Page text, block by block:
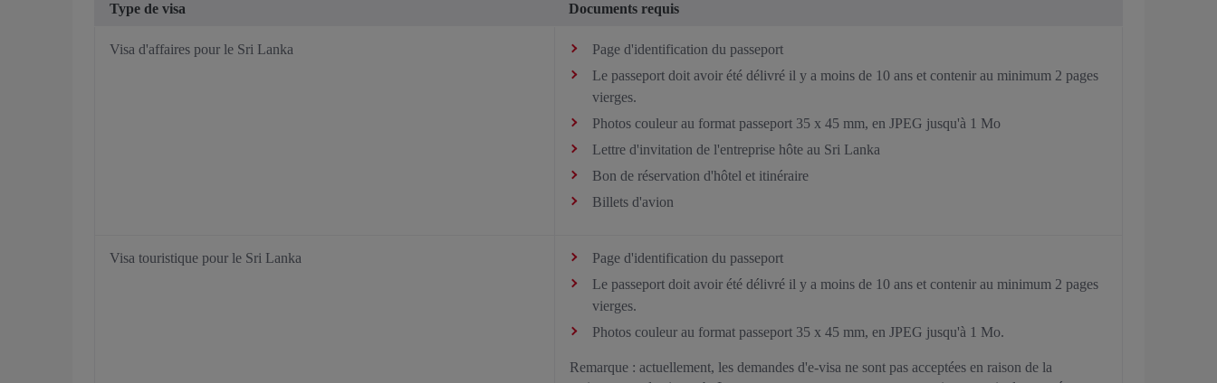
Type de visa Documents requis
Visa d'affaires pour le Sri Lanka
Page d'identification du passeport
Le passeport doit avoir été délivré il y a moins de 10 ans et contenir au minimum 2 pages
vierges.
Photos couleur au format passeport 35 x 45 mm, en JPEG jusqu'à 1 Mo
Lettre d'invitation de l'entreprise hôte au Sri Lanka
Bon de réservation d'hôtel et itinéraire
Billets d'avion
Visa touristique pour le Sri Lanka
Page d'identification du passeport
Le passeport doit avoir été délivré il y a moins de 10 ans et contenir au minimum 2 pages
vierges.
Photos couleur au format passeport 35 x 45 mm, en JPEG jusqu'à 1 Mo.
Remarque : actuellement, les demandes d'e-visa ne sont pas acceptées en raison de la